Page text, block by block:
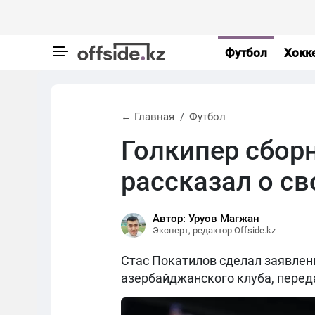
Футбол
← Главная Футбол
Голкипер
рассказал о
Автор: Уруов Магжан
Эксперт, редактор Offside.kz
Стас Покатилов сделал
азербайджанского клуба,